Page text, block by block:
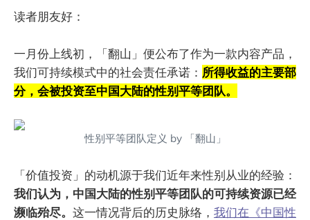
读者朋友好：
一月份上线初，「翻山」便公布了作为一款内容产品，
我们可持续模式中的社会责任承诺： 所得收益的主要部
分，会被投资至中国大陆的性别平等团队。
性别平等团队定义 by 「翻山」
「价值投资」的动机源于我们近年来性别从业的经验：
我们认为，中国大陆的性别平等团队的可持续资源已经
濒临殆尽。 这一情况背后的历史脉络， 我们在《中国性